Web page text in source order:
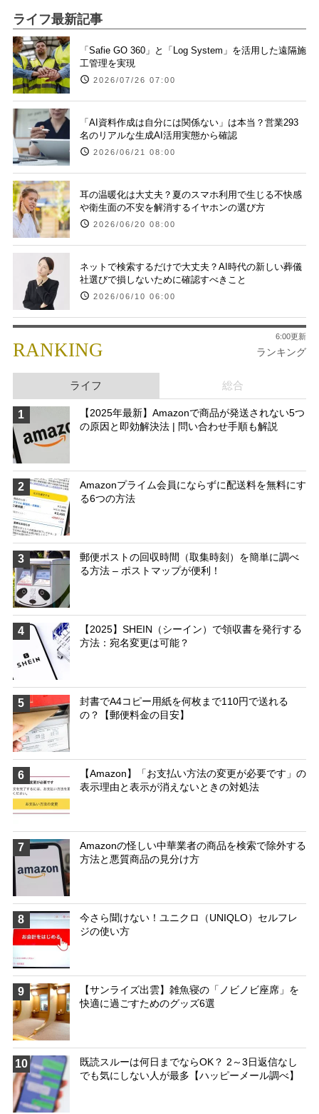
ライフ最新記事
「Safie GO 360」と「Log System」を活用した遠隔施
工管理を実現
2026/07/26 07:00
「AI資料作成は自分には関係ない」は本当？営業293
名のリアルな生成AI活用実態から確認
2026/06/21 08:00
耳の温暖化は大丈夫？夏のスマホ利用で生じる不快感
や衛生面の不安を解消するイヤホンの選び方
2026/06/20 08:00
ネットで検索するだけで大丈夫？AI時代の新しい葬儀
社選びで損しないために確認すべきこと
2026/06/10 06:00
RANKING ランキング
6:00更新
ライフ 総合
1
【2025年最新】Amazonで商品が発送されない5つ
の原因と即効解決法 | 問い合わせ手順も解説
2
Amazonプライム会員にならずに配送料を無料にす
る6つの方法
3
郵便ポストの回収時間（取集時刻）を簡単に調べ
る方法 – ポストマップが便利！
4
【2025】SHEIN（シーイン）で領収書を発行する
方法：宛名変更は可能？
5
封書でA4コピー用紙を何枚まで110円で送れる
の？【郵便料金の目安】
6
【Amazon】「お支払い方法の変更が必要です」の
表示理由と表示が消えないときの対処法
7
Amazonの怪しい中華業者の商品を検索で除外する
方法と悪質商品の見分け方
8
今さら聞けない！ユニクロ（UNIQLO）セルフレ
ジの使い方
9
【サンライズ出雲】雑魚寝の「ノビノビ座席」を
快適に過ごすためのグッズ6選
10
既読スルーは何日までならOK？ 2～3日返信なし
でも気にしない人が最多【ハッピーメール調べ】